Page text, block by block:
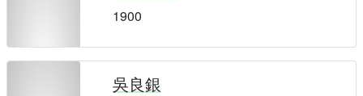
1900
吳良銀